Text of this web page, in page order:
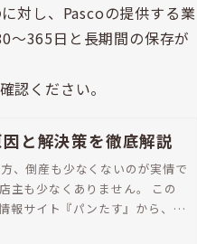
対し、Pascoの提供する業
～365日と長期間の保存が
認ください。
と解決策を徹底解説
、倒産も少なくないのが実情で
少なくありません。 この
報サイト『パンたす』から、そ